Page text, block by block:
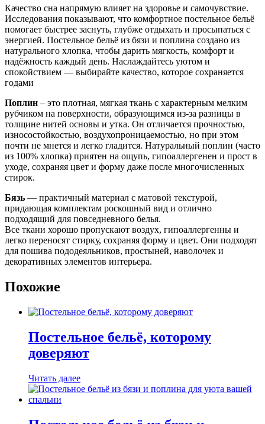
Качество сна напрямую влияет на здоровье и самочувствие.
Исследования показывают, что комфортное постельное бельё
помогает быстрее заснуть, глубже отдыхать и просыпаться с
энергией. Постельное бельё из бязи и поплина создано из
натурального хлопка, чтобы дарить мягкость, комфорт и
надёжность каждый день. Наслаждайтесь уютом и
спокойствием — выбирайте качество, которое сохраняется
годами
Поплин – это плотная, мягкая ткань с характерным мелким
рубчиком на поверхности, образующимся из-за разницы в
толщине нитей основы и утка. Он отличается прочностью,
износостойкостью, воздухопроницаемостью, но при этом
почти не мнется и легко гладится. Натуральный поплин (часто
из 100% хлопка) приятен на ощупь, гипоаллергенен и прост в
уходе, сохраняя цвет и форму даже после многочисленных
стирок.
Бязь — практичный материал с матовой текстурой,
придающая комплектам роскошный вид и отлично
подходящий для повседневного белья.
Все ткани хорошо пропускают воздух, гипоаллергенны и
легко переносят стирку, сохраняя форму и цвет. Они подходят
для пошива пододеяльников, простыней, наволочек и
декоративных элементов интерьера.
Похожие
Постельное бельё, которому
доверяют
Читать далее